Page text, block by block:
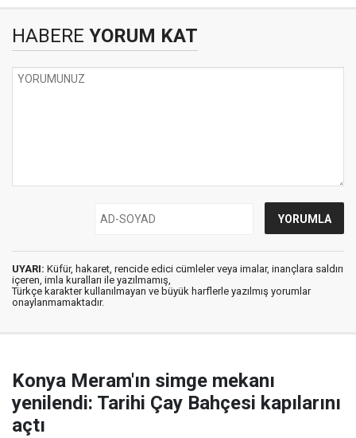
HABERE YORUM KAT
UYARI: Küfür, hakaret, rencide edici cümleler veya imalar, inançlara saldırı
içeren, imla kuralları ile yazılmamış,
Türkçe karakter kullanılmayan ve büyük harflerle yazılmış yorumlar
onaylanmamaktadır.
Konya Meram'ın simge mekanı
yenilendi: Tarihi Çay Bahçesi kapılarını
açtı